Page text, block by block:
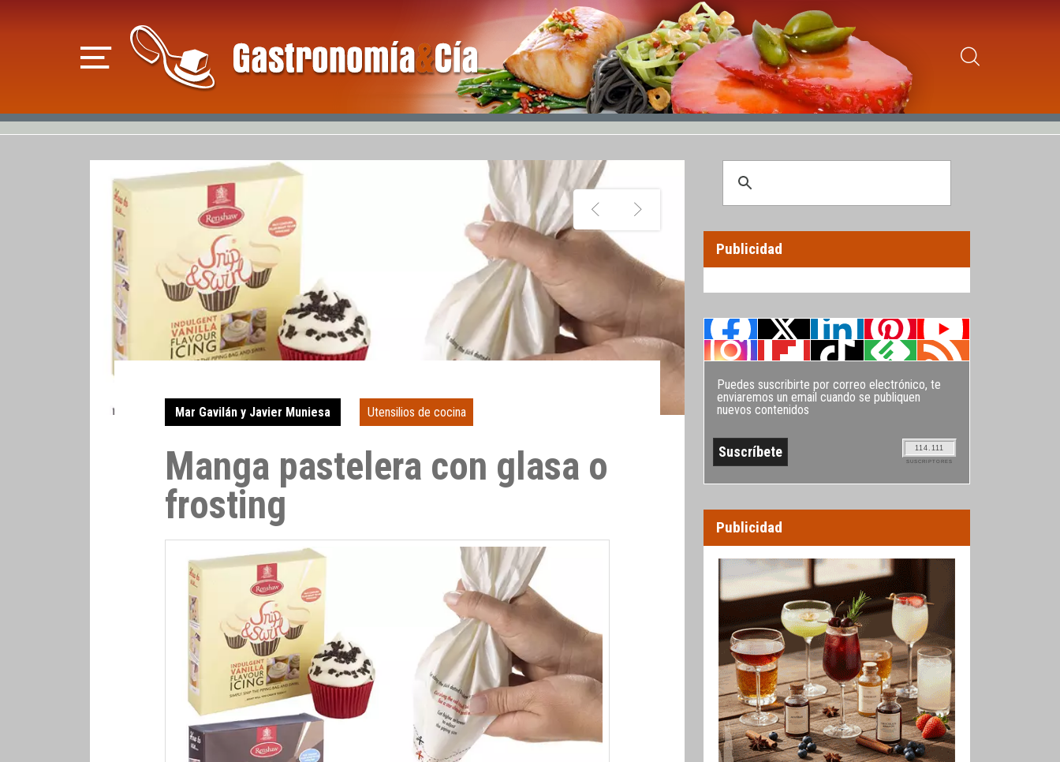
Mar Gavilán y Javier Muniesa Utensilios de cocina
Manga pastelera con glasa o
frosting
Publicidad
Puedes suscribirte por correo electrónico, te
enviaremos un email cuando se publiquen
nuevos contenidos
114.111
SUSCRIPTORES
Publicidad